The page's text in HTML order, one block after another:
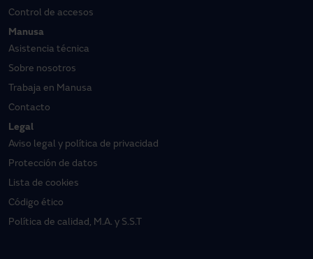
Control de accesos
Manusa
Asistencia técnica
Sobre nosotros
Trabaja en Manusa
Contacto
Legal
Aviso legal y política de privacidad
Protección de datos
Lista de cookies
Código ético
Política de calidad, M.A. y S.S.T